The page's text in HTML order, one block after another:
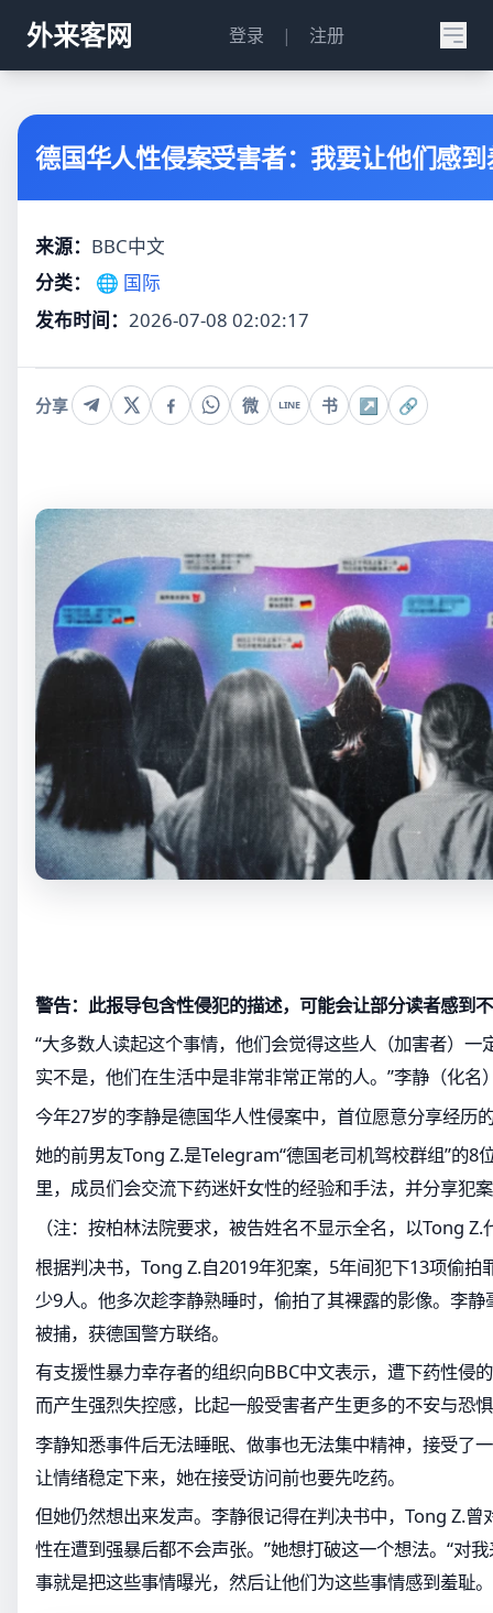
外来客网 登录 | 注册
德国华人性侵案受害者：我要让他们感
来源： BBC中文
分类：
🌐 国际
发布时间： 2026-07-08 02:02:17
分享 微 LINE 书 ↗ 🔗
警告：此报导包含性侵犯的描述，可能会让部分读者感到
“大多数人读起这个事情，他们会觉得这些人（加害者）一
实不是，他们在生活中是非常非常正常的人。”李静（化名
今年27岁的李静是德国华人性侵案中，首位愿意分享经历
她的前男友Tong Z.是Telegram“德国老司机驾校群组”的
里，成员们会交流下药迷奸女性的经验和手法，并分享犯
（注：按柏林法院要求，被告姓名不显示全名，以Tong Z.
根据判决书，Tong Z.自2019年犯案，5年间犯下13项偷拍
少9人。他多次趁李静熟睡时，偷拍了其裸露的影像。李
被捕，获德国警方联络。
有支援性暴力幸存者的组织向BBC中文表示，遭下药性侵
而产生强烈失控感，比起一般受害者产生更多的不安与恐
李静知悉事件后无法睡眠、做事也无法集中精神，接受了
让情绪稳定下来，她在接受访问前也要先吃药。
但她仍然想出来发声。李静很记得在判决书中，Tong Z.曾
性在遭到强暴后都不会声张。”她想打破这一个想法。“对
事就是把这些事情曝光，然后让他们为这些事情感到羞耻